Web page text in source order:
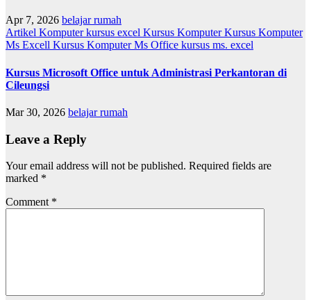
Apr 7, 2026 belajar rumah
Artikel Komputerkursus excel Kursus KomputerKursus Komputer
Ms Excell Kursus Komputer Ms Office kursus ms. excel
Kursus Microsoft Office untuk Administrasi Perkantoran di
Cileungsi
Mar 30, 2026 belajar rumah
Leave a Reply
Your email address will not be published. Required fields are
marked *
Comment *